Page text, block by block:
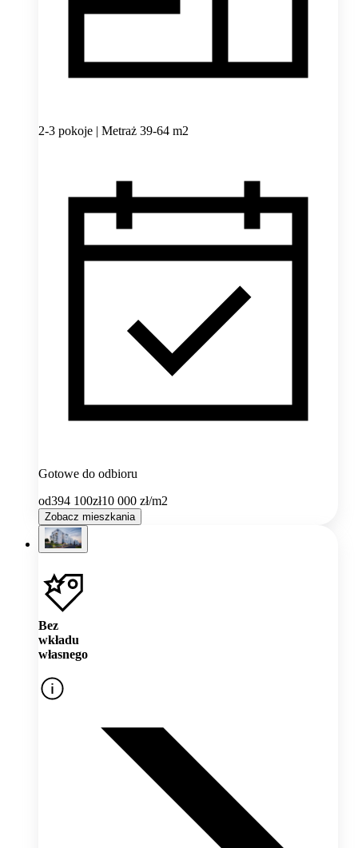
2-3 pokoje | Metraż 39-64 m2
Gotowe do odbioru
od394 100zł10 000 zł/m2
Zobacz mieszkania
Bez
wkładu
własnego